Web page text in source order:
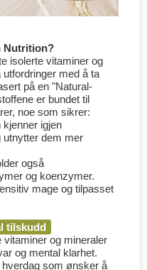
Nutrition?
isolerte vitaminer og
med å ta
på en "Natural-
er bundet til
noe som sikrer:
kjenner igjen
dem mer
også
og koenzymer.
mage og tilpasset
tilskudd
vitaminer og mineraler
og mental klarhet.
som ønsker å